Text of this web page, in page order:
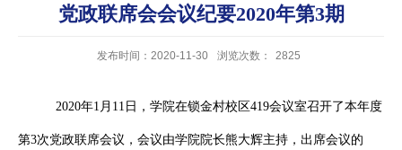
党政联席会会议纪要2020年第3期
发布时间：2020-11-30 浏览次数： 2825
2020年1 月 11 日，学院在锁金村校区419会议室召开了本年度
第3次党政联席会议，会议由学院院长熊大辉主持，出席会议的